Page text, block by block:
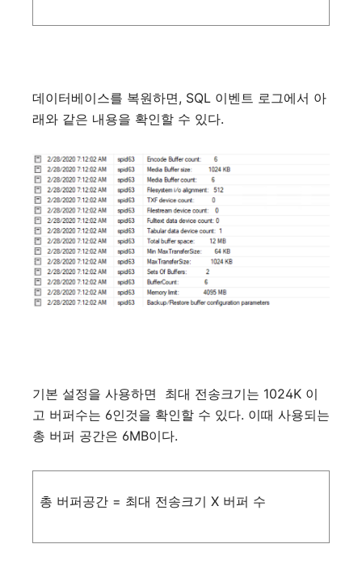
데이터베이스를 복원하면, SQL 이벤트 로그에서 아
래와 같은 내용을 확인할 수 있다.
기본 설정을 사용하면 최대 전송크기는 1024K 이
고 버퍼수는 6인것을 확인할 수 있다. 이때 사용되는
총 버퍼 공간은 6MB이다.
총 버퍼공간 = 최대 전송크기 X 버퍼 수